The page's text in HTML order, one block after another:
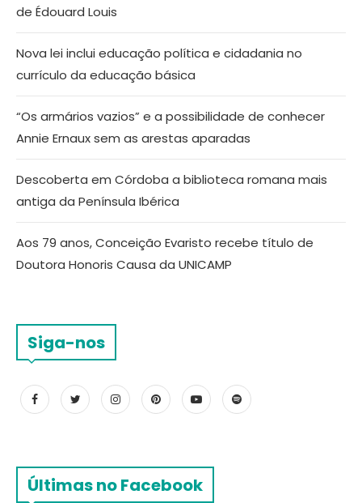
de Édouard Louis
Nova lei inclui educação política e cidadania no
currículo da educação básica
“Os armários vazios” e a possibilidade de conhecer
Annie Ernaux sem as arestas aparadas
Descoberta em Córdoba a biblioteca romana mais
antiga da Península Ibérica
Aos 79 anos, Conceição Evaristo recebe título de
Doutora Honoris Causa da UNICAMP
Siga-nos
Últimas no Facebook